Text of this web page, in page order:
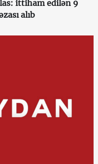
ittiham edilən 9
alıb